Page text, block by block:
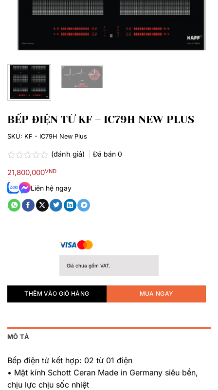
BẾP ĐIỆN TỪ KF – IC79H NEW PLUS
xếp
hạng
0.0
sao
(đánh giá) Đã bán 0
21,800,000VND
Liên hệ ngay
Giá chưa gồm VAT.
THÊM VÀO GIỎ HÀNG MUA NGAY
SKU: KF - IC79H New Plus
MÔ TẢ
Bếp điện từ kết hợp: 02 từ 01 điện
• Mặt kính Schott Ceran Made in Germany siêu bền,
chịu lực chịu sốc nhiệt